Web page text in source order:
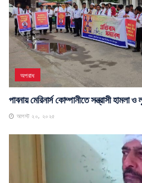
অপরাধ
পাবনায় মেরিনার্স কোম্পানীতে সন্ত্রাসী
আগস্ট ২০, ২০২৫